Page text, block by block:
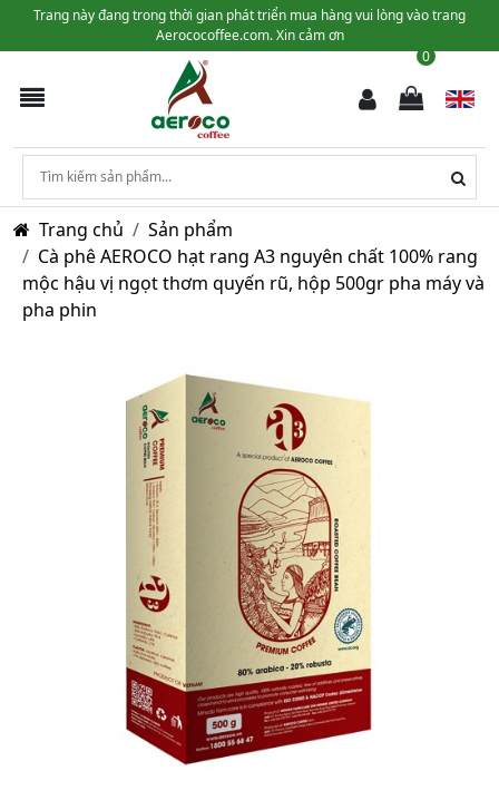
Trang này đang trong thời gian phát triển mua hàng vui lòng vào trang
Aerococoffee.com. Xin cảm ơn
0
Trang chủ
Sản phẩm
Cà phê AEROCO hạt rang A3 nguyên chất 100% rang
mộc hậu vị ngọt thơm quyến rũ, hộp 500gr pha máy và
pha phin